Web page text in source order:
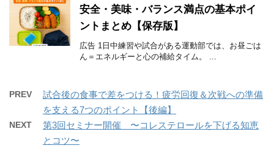
安全・美味・バランス満点の基本ポイ
ントまとめ【保存版】
広告 1日中練習や試合がある運動部では、お昼ごは
ん＝エネルギーと心の補給タイム。 ...
PREV
試合後の食事で差をつける！疲労回復＆次戦への準備
を支える7つのポイント【後編】
NEXT
第3回セミナー開催 〜コレステロールを下げる知恵
とコツ〜